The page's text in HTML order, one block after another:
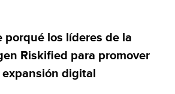
porqué los líderes de la
Riskified para promover
expansión digital